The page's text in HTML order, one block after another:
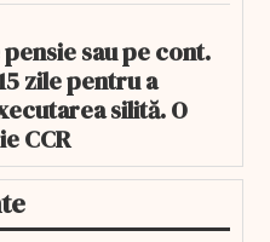
sau pe cont.
zile pentru a
silită. O
CCR